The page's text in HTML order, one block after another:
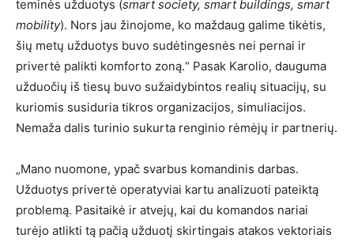
teminės užduotys (smart society, smart buildings, smart
mobility). Nors jau žinojome, ko maždaug galime tikėtis,
šių metų užduotys buvo sudėtingesnės nei pernai ir
privertė palikti komforto zoną.“ Pasak Karolio, dauguma
užduočių iš tiesų buvo sužaidybintos realių situacijų, su
kuriomis susiduria tikros organizacijos, simuliacijos.
Nemaža dalis turinio sukurta renginio rėmėjų ir partnerių.
„Mano nuomone, ypač svarbus komandinis darbas.
Užduotys privertė operatyviai kartu analizuoti pateiktą
problemą. Pasitaikė ir atvejų, kai du komandos nariai
turėjo atlikti tą pačią užduotį skirtingais atakos vektoriais